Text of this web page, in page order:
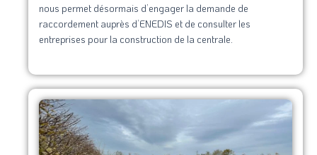
nous permet désormais d’engager la demande de
raccordement auprès d’ENEDIS et de consulter les
entreprises pour la construction de la centrale.